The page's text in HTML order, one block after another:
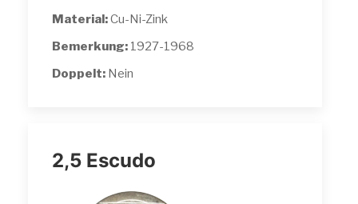
Material:Cu-Ni-Zink
Bemerkung: 1927-1968
Doppelt: Nein
2,5 Escudo